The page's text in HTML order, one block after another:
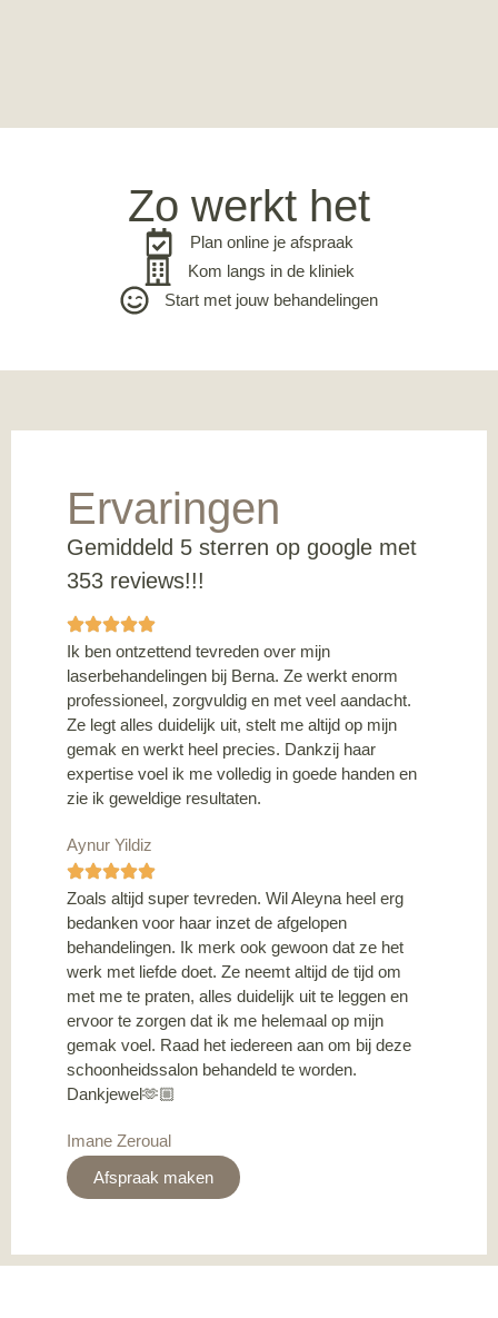
Zo werkt het
Plan online je afspraak
Kom langs in de kliniek
Start met jouw behandelingen
Ervaringen
Gemiddeld 5 sterren op google met
353 reviews!!!
Ik ben ontzettend tevreden over mijn
laserbehandelingen bij Berna. Ze werkt enorm
professioneel, zorgvuldig en met veel aandacht.
Ze legt alles duidelijk uit, stelt me altijd op mijn
gemak en werkt heel precies. Dankzij haar
expertise voel ik me volledig in goede handen en
zie ik geweldige resultaten.
Aynur Yildiz
Zoals altijd super tevreden. Wil Aleyna heel erg
bedanken voor haar inzet de afgelopen
behandelingen. Ik merk ook gewoon dat ze het
werk met liefde doet. Ze neemt altijd de tijd om
met me te praten, alles duidelijk uit te leggen en
ervoor te zorgen dat ik me helemaal op mijn
gemak voel. Raad het iedereen aan om bij deze
schoonheidssalon behandeld te worden.
Dankjewel🫶🏼
Imane Zeroual
Afspraak maken